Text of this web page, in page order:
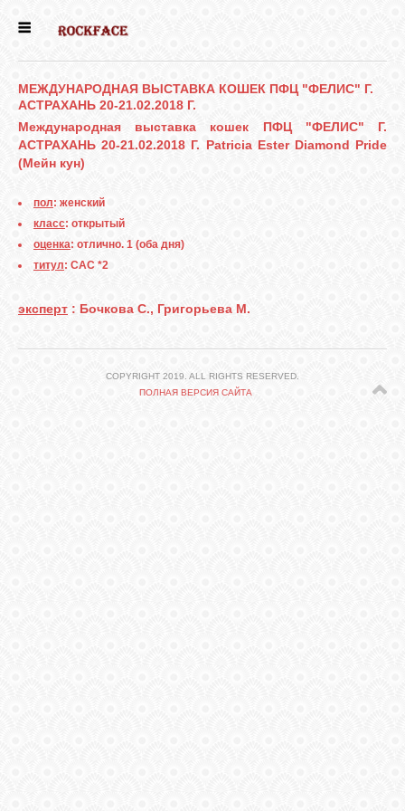
ЕСТЬ КОТЯТА
НОВОСТИ
НАШИ
КНИГИ
МЕЖДУНАРОДНАЯ ВЫСТАВКА КОШЕК ПФЦ "ФЕЛИС" Г.
АСТРАХАНЬ 20-21.02.2018 Г.
Международная выставка кошек ПФЦ "ФЕЛИС" Г.
АСТРАХАНЬ 20-21.02.2018 Г. Patricia Ester Diamond Pride
(Мейн кун)
пол: женский
класс: открытый
оценка: отлично. 1 (оба дня)
титул: САС *2
эксперт : Бочкова С., Григорьева М.
COPYRIGHT 2019. ALL RIGHTS RESERVED.
ПОЛНАЯ ВЕРСИЯ САЙТА